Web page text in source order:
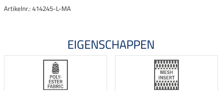
Artikelnr.: 414245-L-MA
EIGENSCHAPPEN